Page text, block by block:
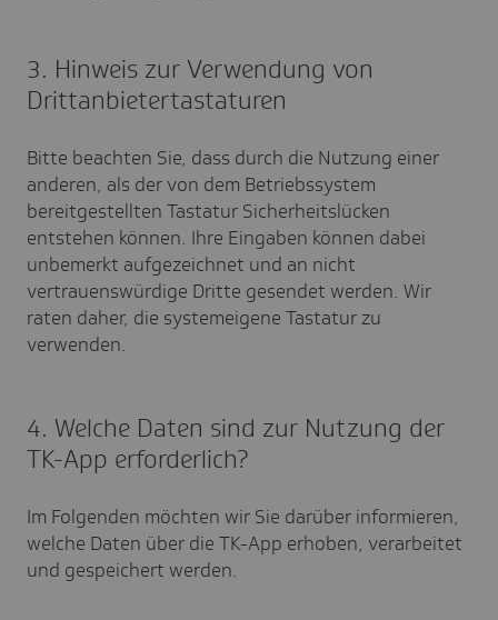
3. Hinweis zur Verwendung von
Drittanbietertastaturen
Bitte beachten Sie, dass durch die Nutzung einer
anderen, als der von dem Betriebssystem
bereitgestellten Tastatur Sicherheitslücken
entstehen können. Ihre Eingaben können dabei
unbemerkt aufgezeichnet und an nicht
vertrauenswürdige Dritte gesendet werden. Wir
raten daher, die systemeigene Tastatur zu
verwenden.
4. Welche Daten sind zur Nutzung der
TK-App erforderlich?
Im Folgenden möchten wir Sie darüber informieren,
welche Daten über die TK-App erhoben, verarbeitet
und gespeichert werden.